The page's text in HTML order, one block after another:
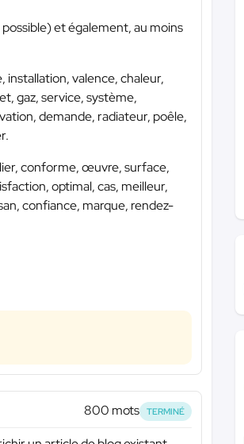
et également, au moins
valence, chaleur,
gaz, service, système,
demande, radiateur, poêle,
conforme, œuvre, surface,
optimal, cas, meilleur,
confiance, marque, rendez-
800 mots TERMINÉ